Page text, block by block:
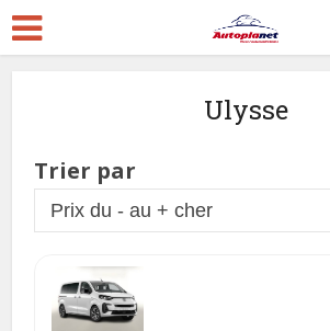
Ulysse
Trier par